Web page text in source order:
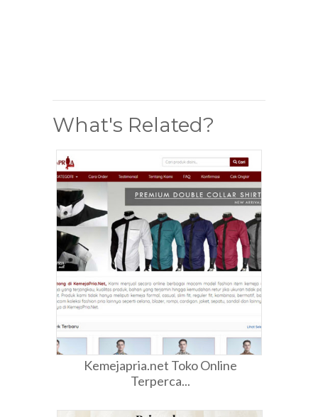
What's Related?
Kemejapria.net Toko Online
Terperca...